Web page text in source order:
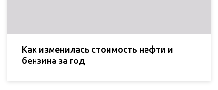
Как изменилась стоимость нефти и
бензина за год